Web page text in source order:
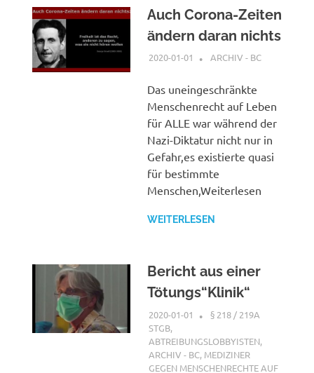
Auch Corona-Zeiten
ändern daran nichts
2020-01-01 XX
ARCHIV - BC
Das uneingeschränkte
Menschenrecht auf Leben
für ALLE war während der
Nazi-Diktatur nicht nur in
Gefahr,es existierte quasi
für bestimmte
Menschen,Weiterlesen
WEITERLESEN
Bericht aus einer
Tötungs“Klinik“
2020-01-01 XX
§ 218 / 219A
STGB,
ABTREIBUNGSLOBBYISTEN,
ARCHIV - BC, MEDIZINER
GEGEN MENSCHENRECHTE AUF